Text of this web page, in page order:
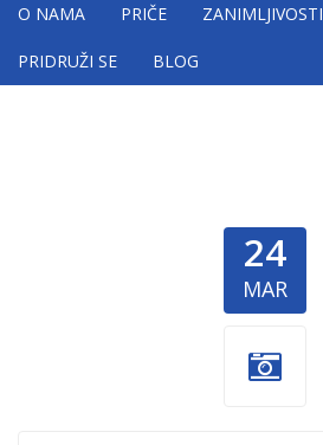
O NAMA PRIČE ZANIMLJIVOSTI
PRIDRUŽI SE BLOG
24
MAR